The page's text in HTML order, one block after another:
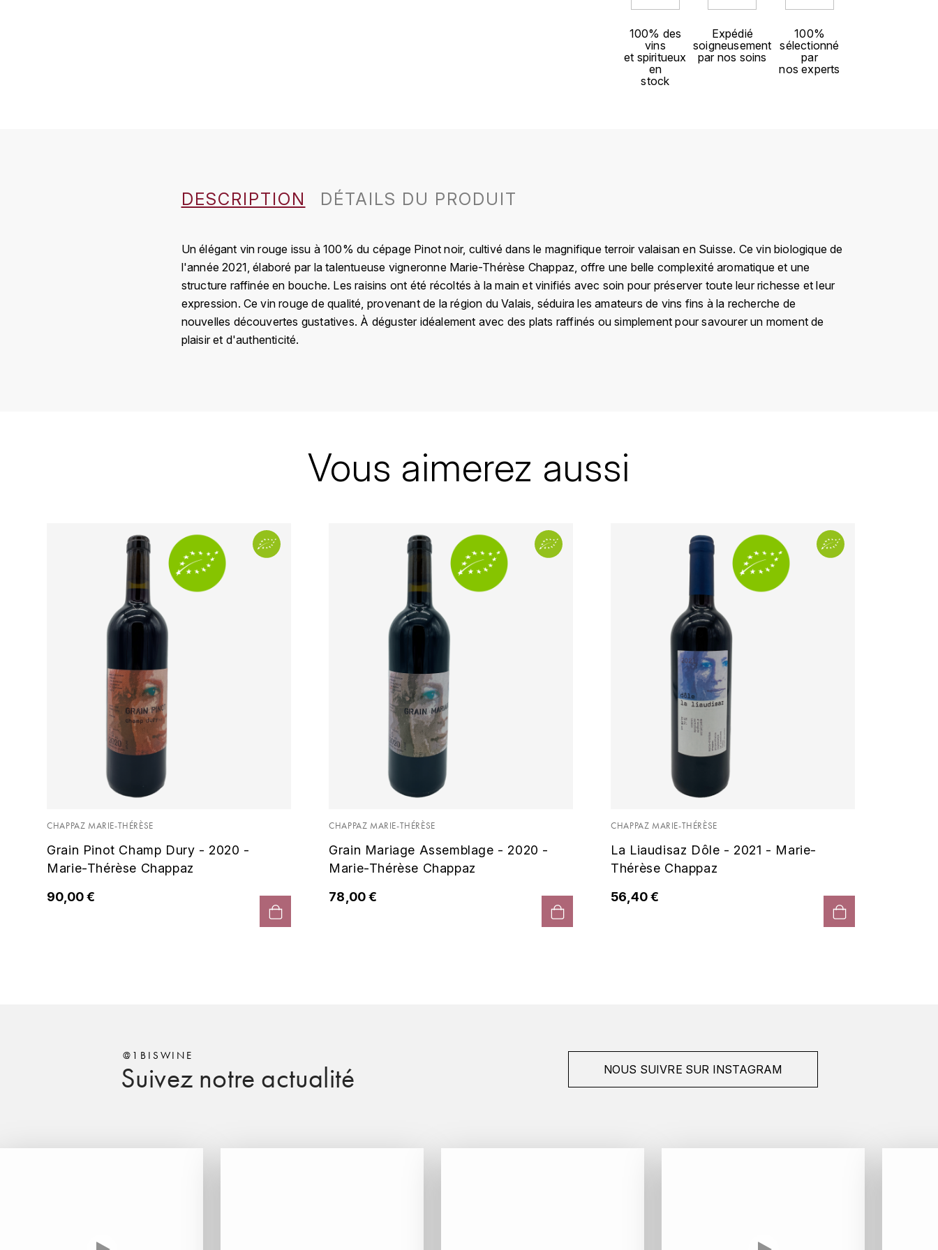
100% des
vins
et spiritueux
en
stock
Expédié
soigneusement
par nos soins
100%
sélectionné
par
nos experts
DESCRIPTION DÉTAILS DU PRODUIT
Un élégant vin rouge issu à 100% du cépage Pinot noir, cultivé dans le magnifique terroir valaisan en Suisse. Ce vin biologique de
l'année 2021, élaboré par la talentueuse vigneronne Marie-Thérèse Chappaz, offre une belle complexité aromatique et une
structure raffinée en bouche. Les raisins ont été récoltés à la main et vinifiés avec soin pour préserver toute leur richesse et leur
expression. Ce vin rouge de qualité, provenant de la région du Valais, séduira les amateurs de vins fins à la recherche de
nouvelles découvertes gustatives. À déguster idéalement avec des plats raffinés ou simplement pour savourer un moment de
plaisir et d'authenticité.
Valais
Couleur
Format
Bouteille - 75 cl
Encépagement
Vous aimerez aussi
CHAPPAZ MARIE-THÉRÈSE
Grain Pinot Champ Dury - 2020 -
Marie-Thérèse Chappaz
90,00 €
CHAPPAZ MARIE-THÉRÈSE
Grain Mariage Assemblage - 2020 -
Marie-Thérèse Chappaz
78,00 €
CHAPPAZ MARIE-THÉRÈSE
La Liaudisaz Dôle - 2021 - Marie-
Thérèse Chappaz
56,40 €
Suivez notre actualité
@1BISWINE
NOUS SUIVRE SUR INSTAGRAM